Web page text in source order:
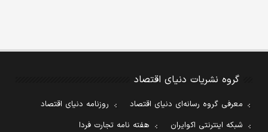
گروه نشریات دنیای اقتصاد
معرفی گروه رسانه‌ای دنیای اقتصاد
روزنامه دنیای اقتصاد
شبکه اینترنتی اکوایران
هفته نامه تجارت فردا